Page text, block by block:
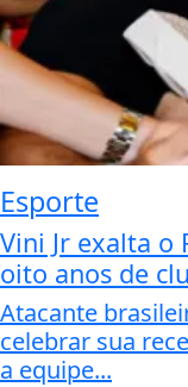
Esporte
Vini Jr exalta o
oito anos de
Atacante
celebrar sua
a equipe...